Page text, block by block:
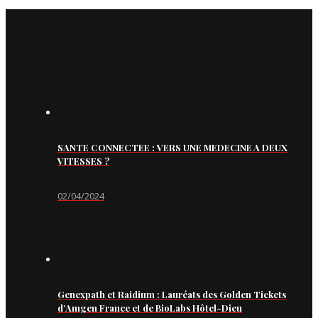
SANTE CONNECTEE : VERS UNE MEDECINE A DEUX
VITESSES ?
02/04/2024
Genexpath et Raidium : Lauréats des Golden Tickets
d’Amgen France et de BioLabs Hôtel-Dieu